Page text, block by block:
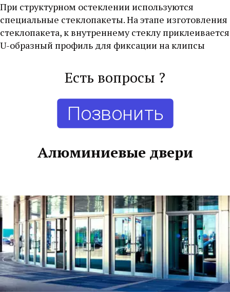
При структурном остеклении используются
специальные стеклопакеты. На этапе изготовления
стеклопакета, к внутреннему стеклу приклеивается
U-образный профиль для фиксации на клипсы
Есть вопросы ?
Позвонить
Алюминиевые двери